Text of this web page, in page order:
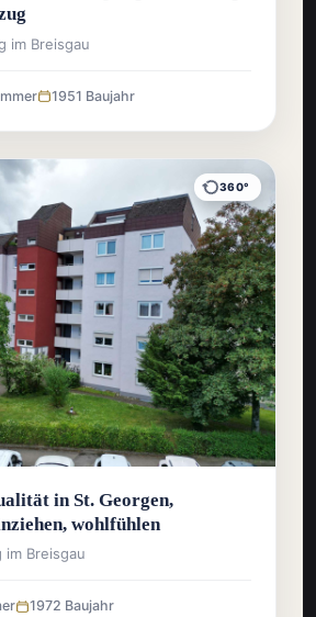
im Breisgau
1951 Baujahr
360°
in St. Georgen,
wohlfühlen
im Breisgau
1972 Baujahr